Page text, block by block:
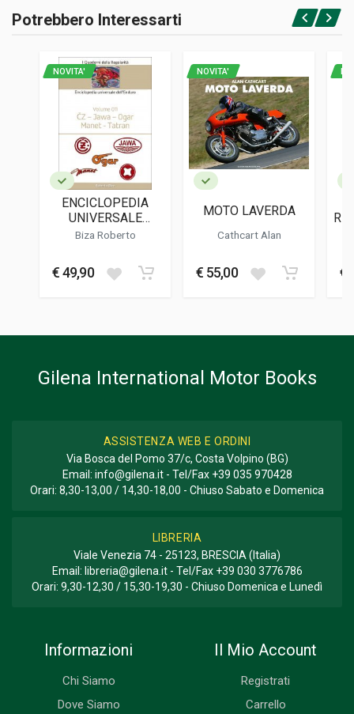
Accedi o registrati
Potrebbero Interessarti
NOVITA'
ENCICLOPEDIA
UNIVERSALE
DELL'ENDURO
Biza Roberto
€ 49,90
NOVITA'
MOTO LAVERDA
Cathcart Alan
€ 55,00 €
Gilena International Motor Books
ASSISTENZA WEB E ORDINI
Via Bosca del Pomo 37/c, Costa Volpino (BG)
Email: info@gilena.it- Tel/Fax +39 035 970428
Orari: 8,30-13,00 / 14,30-18,00 - Chiuso Sabato e Domenica
LIBRERIA
Viale Venezia 74 - 25123, BRESCIA (Italia)
Email: libreria@gilena.it- Tel/Fax +39 030 3776786
Orari: 9,30-12,30 / 15,30-19,30 - Chiuso Domenica e Lunedì
Informazioni
Chi Siamo
Dove Siamo
Il Mio Account
Registrati
Carrello